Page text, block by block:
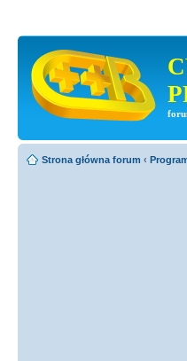
Strona główna forum ‹